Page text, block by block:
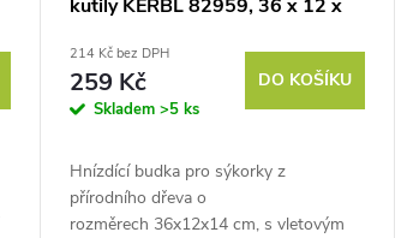
kutily KERBL 82959, 36 x 12 x
214 Kč bez DPH
259 Kč
Skladem>5 ks
DO KOŠÍKU
Hnízdící budka pro sýkorky z
přírodního dřeva o
rozměrech 36x12x14 cm, s vletovým